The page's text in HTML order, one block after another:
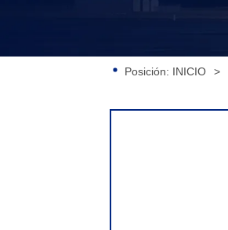
Posición: INICIO >